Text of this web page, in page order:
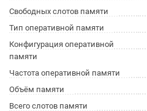
Свободных слотов памяти
Тип оперативной памяти
Конфигурация оперативной
памяти
Частота оперативной памяти
Объём памяти
Всего слотов памяти